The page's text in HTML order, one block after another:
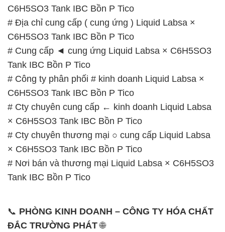
C6H5SO3 Tank IBC Bồn P Tico
# Địa chỉ cung cấp ( cung ứng ) Liquid Labsa ×
C6H5SO3 Tank IBC Bồn P Tico
# Cung cấp ◄ cung ứng Liquid Labsa × C6H5SO3
Tank IBC Bồn P Tico
# Công ty phân phối # kinh doanh Liquid Labsa ×
C6H5SO3 Tank IBC Bồn P Tico
# Cty chuyên cung cấp ← kinh doanh Liquid Labsa
× C6H5SO3 Tank IBC Bồn P Tico
# Cty chuyên thương mại ○ cung cấp Liquid Labsa
× C6H5SO3 Tank IBC Bồn P Tico
# Nơi bán và thương mại Liquid Labsa × C6H5SO3
Tank IBC Bồn P Tico
📞 PHÒNG KINH DOANH – CÔNG TY HÓA CHẤT
ĐẮC TRƯỜNG PHÁT🌐